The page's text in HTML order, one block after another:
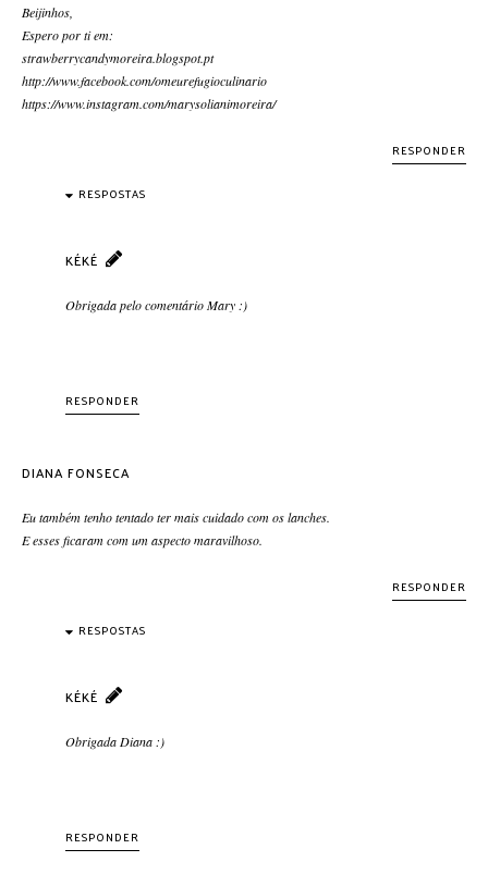
Beijinhos,
Espero por ti em:
strawberrycandymoreira.blogspot.pt
http://www.facebook.com/omeurefugioculinario
https://www.instagram.com/marysolianimoreira/
RESPONDER
RESPOSTAS
KÉKÉ
Obrigada pelo comentário Mary :)
RESPONDER
DIANA FONSECA
Eu também tenho tentado ter mais cuidado com os lanches.
E esses ficaram com um aspecto maravilhoso.
RESPONDER
RESPOSTAS
KÉKÉ
Obrigada Diana :)
RESPONDER